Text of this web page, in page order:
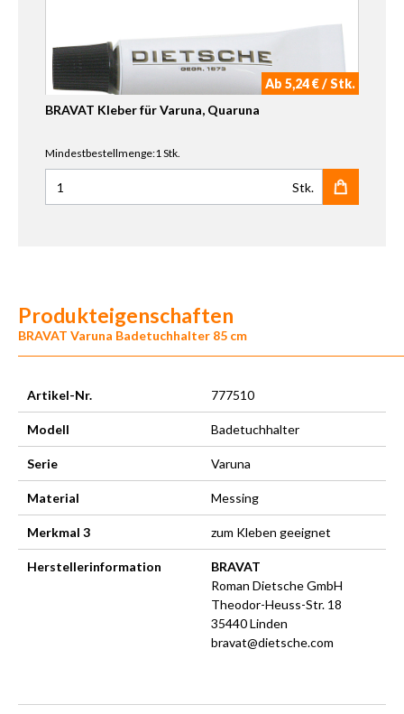
Ab 5,24 € / Stk.
BRAVAT Kleber für Varuna, Quaruna
Mindestbestellmenge:1 Stk.
Anzahl für BRAVAT Kleber für Varuna, Quaruna
Stk.
Produkteigenschaften
BRAVAT Varuna Badetuchhalter 85 cm
Artikel-Nr. 777510
Modell Badetuchhalter
Serie Varuna
Material Messing
Merkmal 3 zum Kleben geeignet
Herstellerinformation
BRAVAT
Roman Dietsche GmbH
Theodor-Heuss-Str. 18
35440 Linden
bravat@dietsche.com